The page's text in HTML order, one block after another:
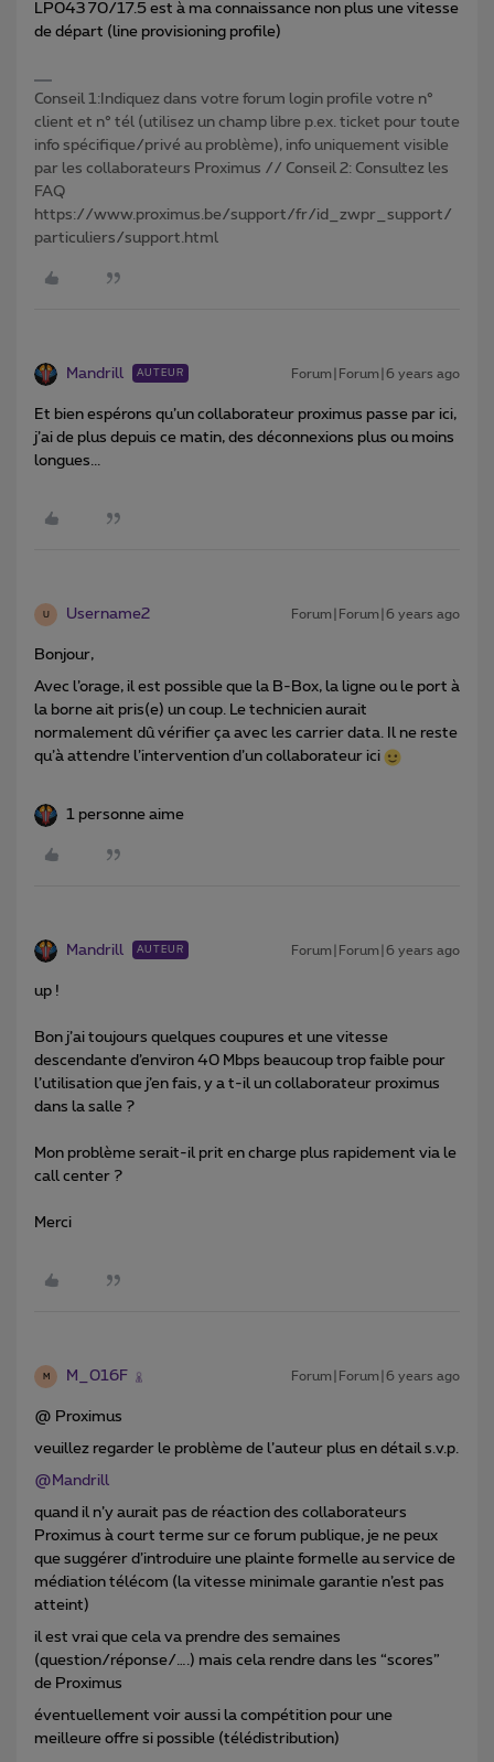
LP043 70/17.5 est à ma connaissance non plus une vitesse
de départ (line provisioning profile)
Conseil 1:Indiquez dans votre forum login profile votre n°
client et n° tél (utilisez un champ libre p.ex. ticket pour toute
info spécifique/privé au problème), info uniquement visible
par les collaborateurs Proximus // Conseil 2: Consultez les
FAQ
https://www.proximus.be/support/fr/id_zwpr_support/
particuliers/support.html
Mandrill AUTEUR Forum|Forum|6 years ago
Et bien espérons qu’un collaborateur proximus passe par ici,
j’ai de plus depuis ce matin, des déconnexions plus ou moins
longues...
U Username2 Forum|Forum|6 years ago
Bonjour,
Avec l’orage, il est possible que la B-Box, la ligne ou le port à
la borne ait pris(e) un coup. Le technicien aurait
normalement dû vérifier ça avec les carrier data. Il ne reste
qu’à attendre l’intervention d’un collaborateur ici
1 personne aime
Mandrill AUTEUR Forum|Forum|6 years ago
up !
Bon j’ai toujours quelques coupures et une vitesse
descendante d’environ 40 Mbps beaucoup trop faible pour
l’utilisation que j’en fais, y a t-il un collaborateur proximus
dans la salle ?
Mon problème serait-il prit en charge plus rapidement via le
call center ?
Merci
M M_016F Forum|Forum|6 years ago
@ Proximus
veuillez regarder le problème de l’auteur plus en détail s.v.p.
@Mandrill
quand il n’y aurait pas de réaction des collaborateurs
Proximus à court terme sur ce forum publique, je ne peux
que suggérer d’introduire une plainte formelle au service de
médiation télécom (la vitesse minimale garantie n’est pas
atteint)
il est vrai que cela va prendre des semaines
(question/réponse/….) mais cela rendre dans les “scores”
de Proximus
éventuellement voir aussi la compétition pour une
meilleure offre si possible (télédistribution)